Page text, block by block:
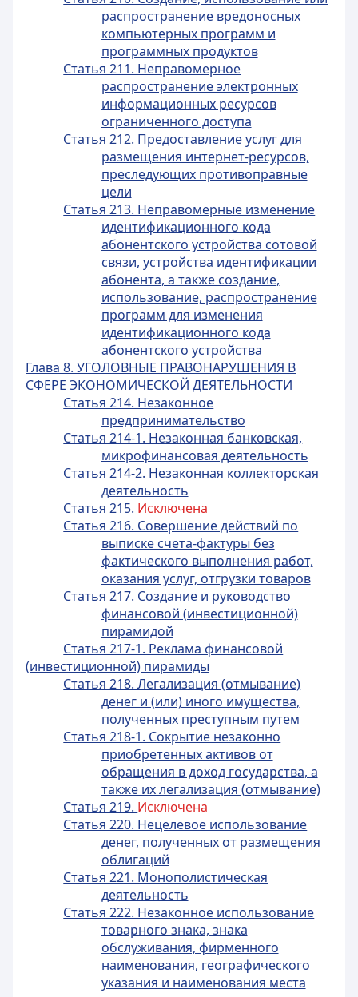
распространение вредоносных
компьютерных программ и
программных продуктов
Статья 211. Неправомерное
распространение электронных
информационных ресурсов
ограниченного доступа
Статья 212. Предоставление услуг для
размещения интернет-ресурсов,
преследующих противоправные
цели
Статья 213. Неправомерные изменение
идентификационного кода
абонентского устройства сотовой
связи, устройства идентификации
абонента, а также создание,
использование, распространение
программ для изменения
идентификационного кода
абонентского устройства
Глава 8. УГОЛОВНЫЕ ПРАВОНАРУШЕНИЯ В
СФЕРЕ ЭКОНОМИЧЕСКОЙ ДЕЯТЕЛЬНОСТИ
Статья 214. Незаконное
предпринимательство
Статья 214-1. Незаконная банковская,
микрофинансовая деятельность
Статья 214-2. Незаконная коллекторская
деятельность
Статья 215. Исключена
Статья 216. Совершение действий по
выписке счета-фактуры без
фактического выполнения работ,
оказания услуг, отгрузки товаров
Статья 217. Создание и руководство
финансовой (инвестиционной)
пирамидой
Статья 217-1. Реклама финансовой
(инвестиционной) пирамиды
Статья 218. Легализация (отмывание)
денег и (или) иного имущества,
полученных преступным путем
Статья 218-1. Сокрытие незаконно
приобретенных активов от
обращения в доход государства, а
также их легализация (отмывание)
Статья 219. Исключена
Статья 220. Нецелевое использование
денег, полученных от размещения
облигаций
Статья 221. Монополистическая
деятельность
Статья 222. Незаконное использование
товарного знака, знака
обслуживания, фирменного
наименования, географического
указания и наименования места